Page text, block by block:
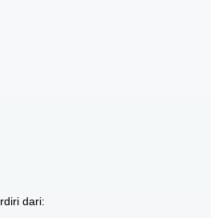
dari: